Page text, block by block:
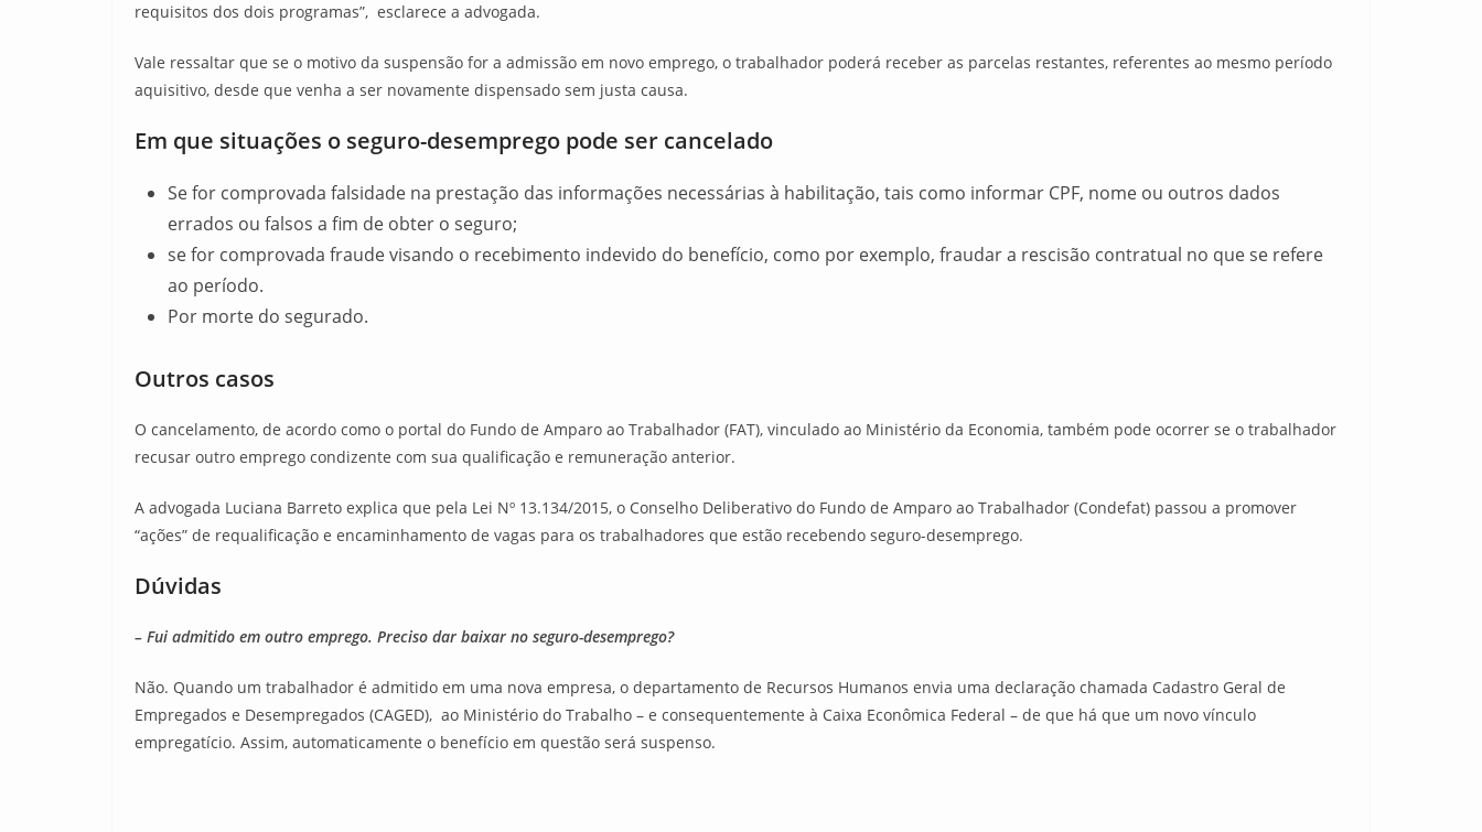
requisitos dos dois programas”, esclarece a advogada.
Vale ressaltar que se o motivo da suspensão for a admissão em novo emprego, o trabalhador poderá receber as parcelas restantes, referentes ao mesmo período
aquisitivo, desde que venha a ser novamente dispensado sem justa causa.
Em que situações o seguro-desemprego pode ser cancelado
Se for comprovada falsidade na prestação das informações necessárias à habilitação, tais como informar CPF, nome ou outros dados
errados ou falsos a fim de obter o seguro;
se for comprovada fraude visando o recebimento indevido do benefício, como por exemplo, fraudar a rescisão contratual no que se refere
ao período.
Por morte do segurado.
Outros casos
O cancelamento, de acordo como o portal do Fundo de Amparo ao Trabalhador (FAT), vinculado ao Ministério da Economia, também pode ocorrer se o trabalhador
recusar outro emprego condizente com sua qualificação e remuneração anterior.
A advogada Luciana Barreto explica que pela Lei Nº 13.134/2015, o Conselho Deliberativo do Fundo de Amparo ao Trabalhador (Condefat) passou a promover
“ações” de requalificação e encaminhamento de vagas para os trabalhadores que estão recebendo seguro-desemprego.
Dúvidas
– Fui admitido em outro emprego. Preciso dar baixar no seguro-desemprego?
Não. Quando um trabalhador é admitido em uma nova empresa, o departamento de Recursos Humanos envia uma declaração chamada Cadastro Geral de
Empregados e Desempregados (CAGED), ao Ministério do Trabalho – e consequentemente à Caixa Econômica Federal – de que há que um novo vínculo
empregatício. Assim, automaticamente o benefício em questão será suspenso.